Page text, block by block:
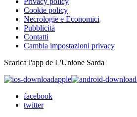
Cookie policy
Necrologie e Economici
Pubblicità
Contatti
Cambia impostazioni privacy
Scarica l'app de L'Unione Sarda
apple
facebook
twitter